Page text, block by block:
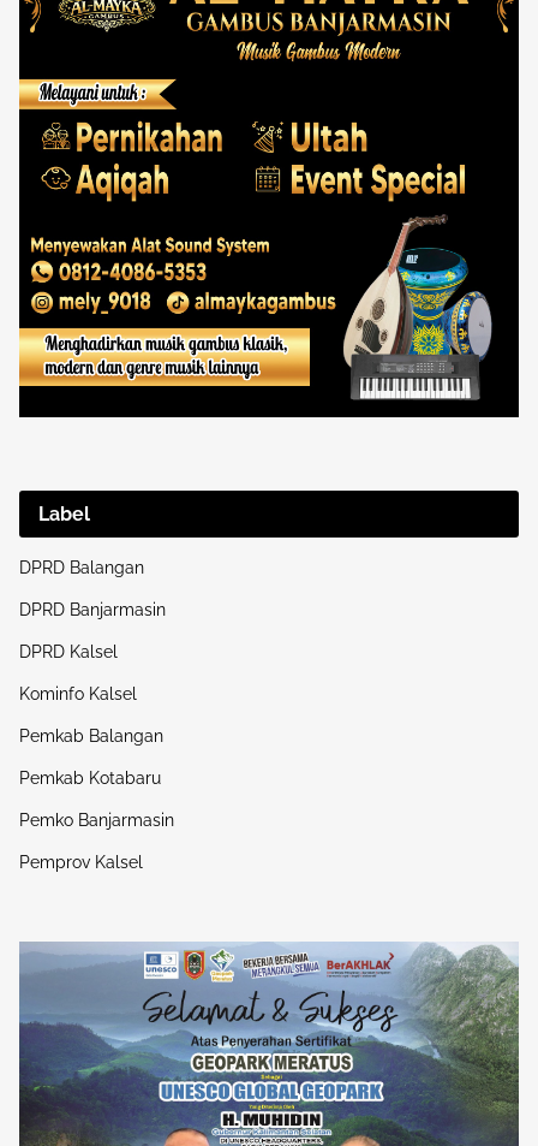
Label
DPRD Balangan
DPRD Banjarmasin
DPRD Kalsel
Kominfo Kalsel
Pemkab Balangan
Pemkab Kotabaru
Pemko Banjarmasin
Pemprov Kalsel